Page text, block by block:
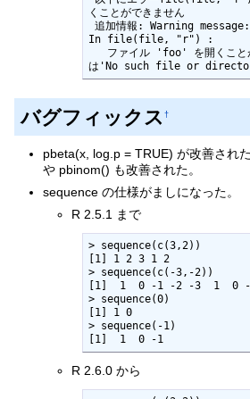
くことができません
In file(file, "r") :
は'No such file or
バグフィックス †
pbeta(x, log.p = TRUE) が改善され
や pbinom() も改善された。
sequence の仕様がましになった。
R 2.5.1 まで
> sequence(c(3,2))
[1] 1 2 3 1 2
> sequence(c(-3,-2))
[1]  1  0 -1 -2 -3  1  0
> sequence(0)
[1] 1 0
> sequence(-1)
[1]  1  0 -1
R 2.6.0 から